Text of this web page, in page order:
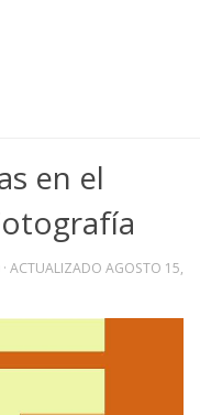
en el
· ACTUALIZADO AGOSTO 15,